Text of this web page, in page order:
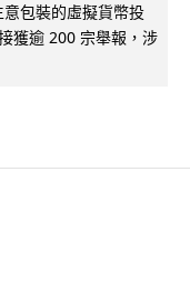
包裝的虛擬貨幣投
獲逾 200 宗舉報，涉